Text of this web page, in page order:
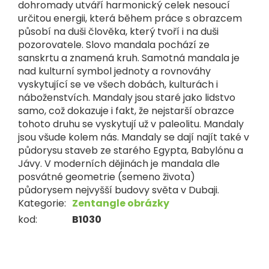
dohromady utváří harmonický celek nesoucí
určitou energii, která během práce s obrazcem
působí na duši člověka, který tvoří i na duši
pozorovatele. Slovo mandala pochází ze
sanskrtu a znamená kruh. Samotná mandala je
nad kulturní symbol jednoty a rovnováhy
vyskytující se ve všech dobách, kulturách i
náboženstvích. Mandaly jsou staré jako lidstvo
samo, což dokazuje i fakt, že nejstarší obrazce
tohoto druhu se vyskytují už v paleolitu. Mandaly
jsou všude kolem nás. Mandaly se dají najít také v
půdorysu staveb ze starého Egypta, Babylónu a
Jávy. V moderních dějinách je mandala dle
posvátné geometrie (semeno života)
půdorysem nejvyšší budovy světa v Dubaji.
Kategorie: Zentangle obrázky
kod: B1030